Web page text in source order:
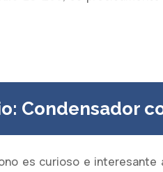
Condensador
es curioso e interesante